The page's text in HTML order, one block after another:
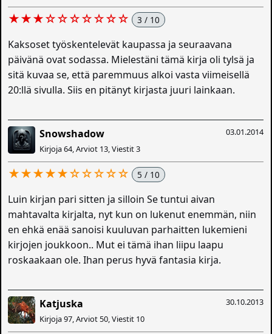
★★★☆☆☆☆☆☆☆ 3 / 10
Kaksoset työskentelevät kaupassa ja seuraavana
päivänä ovat sodassa. Mielestäni tämä kirja oli tylsä ja
sitä kuvaa se, että paremmuus alkoi vasta viimeisellä
20:llä sivulla. Siis en pitänyt kirjasta juuri lainkaan.
03.01.2014
Snowshadow
Kirjoja 64, Arviot 13, Viestit 3
★★★★★☆☆☆☆☆ 5 / 10
Luin kirjan pari sitten ja silloin Se tuntui aivan
mahtavalta kirjalta, nyt kun on lukenut enemmän, niin
en ehkä enää sanoisi kuuluvan parhaitten lukemieni
kirjojen joukkoon.. Mut ei tämä ihan liipu laapu
roskaakaan ole. Ihan perus hyvä fantasia kirja.
30.10.2013
Katjuska
Kirjoja 97, Arviot 50, Viestit 10